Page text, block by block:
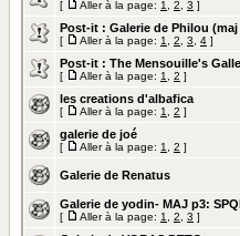
[ Aller à la page: 1 2 3 ]
Post-it : Galerie de Philou (maj
[ Aller à la page: 1 2 3 4 ]
Post-it : The Mensouille's
[ Aller à la page: 1 2 ]
les creations d'albafica
[ Aller à la page: 1 2 ]
galerie de joé
[ Aller à la page: 1 2 ]
Galerie de Renatus
Galerie de yodin- MAJ p3:
[ Aller à la page: 1 2 3 ]